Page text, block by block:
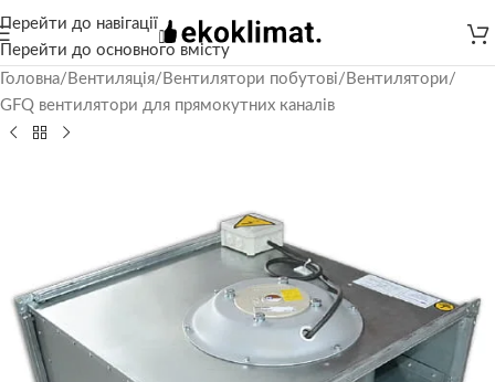
Перейти до навігації
Перейти до основного вмісту
Головна/ Вентиляція/ Вентилятори побутові/ Вентилятори/
GFQ вентилятори для прямокутних каналів